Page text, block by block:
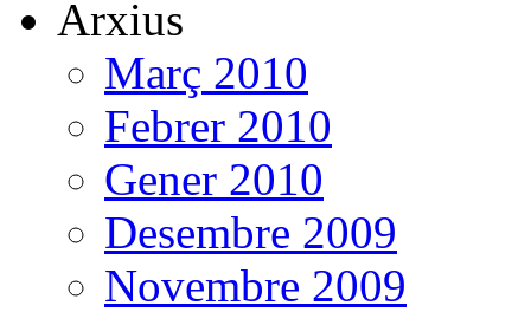
Arxius
Març 2010
Febrer 2010
Gener 2010
Desembre 2009
Novembre 2009